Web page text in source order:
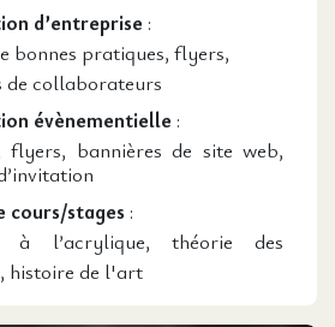
d’entreprise :
bonnes pratiques, flyers,
de collaborateurs
évènementielle :
flyers, bannières de site web,
cours/stages :
à l’acrylique, théorie des
histoire de l'art